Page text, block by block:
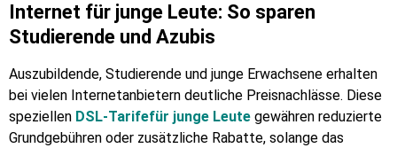
Internet für junge Leute: So sparen
Studierende und Azubis
Auszubildende, Studierende und junge Erwachsene erhalten
bei vielen Internetanbietern deutliche Preisnachlässe. Diese
speziellen DSL-Tarifefür junge Leute gewähren reduzierte
Grundgebühren oder zusätzliche Rabatte, solange das